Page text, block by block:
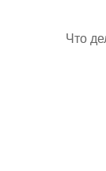
Что